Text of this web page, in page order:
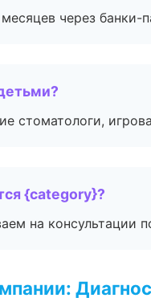
через банки-
стоматологи,
{category}?
на консультации